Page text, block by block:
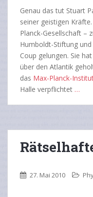
Genau das tut Stuart
seiner geistigen
Planck-Gesellschaft –
Humboldt-Stiftung
Coup gelungen. Sie
über den Atlantik
das Max-Planck-
Halle verpflichtet …
27. Mai 2010